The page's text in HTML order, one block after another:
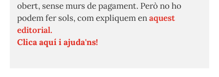
obert, sense murs de pagament. Però no ho
podem fer sols, com expliquem enaquest
editorial.
Clica aquí i ajuda'ns!